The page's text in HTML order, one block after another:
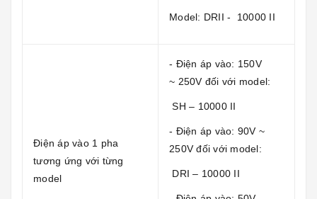
Model: DRII - 10000 II
Điện áp vào 1 pha
tương ứng với từng
model
- Điện áp vào: 150V
~ 250V đối với model:
SH – 10000 II
- Điện áp vào: 90V ~
250V đối với model:
DRI – 10000 II